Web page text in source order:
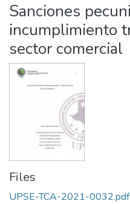
Sanciones
incumplimiento
sector comercial
Files
UPSE-TCA-2021-0032.pdf